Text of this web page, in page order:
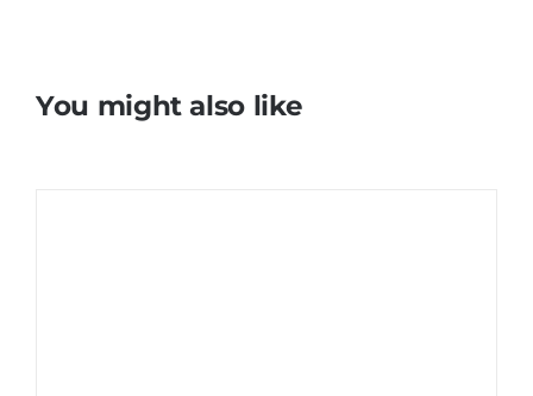
You might also like